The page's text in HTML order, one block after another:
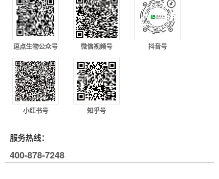
逗点生物公众号 微信视频号 抖音号
小红书号 知乎号
服务热线：
400-878-7248